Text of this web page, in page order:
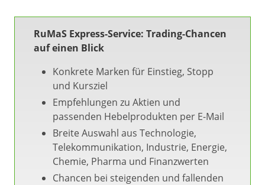
RuMaS Express-Service: Trading-Chancen
auf einen Blick
Konkrete Marken für Einstieg, Stopp
und Kursziel
Empfehlungen zu Aktien und
passenden Hebelprodukten per E-Mail
Breite Auswahl aus Technologie,
Telekommunikation, Industrie, Energie,
Chemie, Pharma und Finanzwerten
Chancen bei steigenden und fallenden